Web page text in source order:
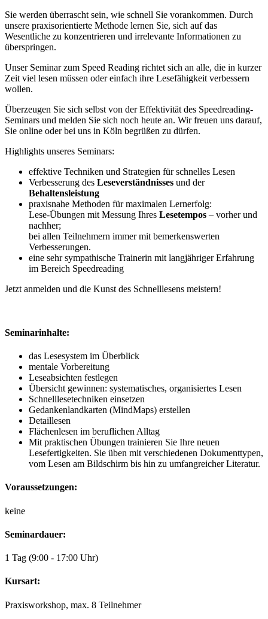
Sie werden überrascht sein, wie schnell Sie vorankommen. Durch
unsere praxisorientierte Methode lernen Sie, sich auf das
Wesentliche zu konzentrieren und irrelevante Informationen zu
überspringen.
Unser Seminar zum Speed Reading richtet sich an alle, die in kurzer
Zeit viel lesen müssen oder einfach ihre Lesefähigkeit verbessern
wollen.
Überzeugen Sie sich selbst von der Effektivität des Speedreading-
Seminars und melden Sie sich noch heute an. Wir freuen uns darauf,
Sie online oder bei uns in Köln begrüßen zu dürfen.
Highlights unseres Seminars:
effektive Techniken und Strategien für schnelles Lesen
Verbesserung des Leseverständnisses und der
Behaltensleistung
praxisnahe Methoden für maximalen Lernerfolg:
Lese-Übungen mit Messung Ihres Lesetempos – vorher und
nachher;
bei allen Teilnehmern immer mit bemerkenswerten
Verbesserungen.
eine sehr sympathische Trainerin mit langjähriger Erfahrung
im Bereich Speedreading
Jetzt anmelden und die Kunst des Schnelllesens meistern!
Seminarinhalte:
das Lesesystem im Überblick
mentale Vorbereitung
Leseabsichten festlegen
Übersicht gewinnen: systematisches, organisiertes Lesen
Schnelllesetechniken einsetzen
Gedankenlandkarten (MindMaps) erstellen
Detaillesen
Flächenlesen im beruflichen Alltag
Mit praktischen Übungen trainieren Sie Ihre neuen
Lesefertigkeiten. Sie üben mit verschiedenen Dokumenttypen,
vom Lesen am Bildschirm bis hin zu umfangreicher Literatur.
Voraussetzungen:
keine
Seminardauer:
1 Tag (9:00 - 17:00 Uhr)
Kursart:
Praxisworkshop, max. 8 Teilnehmer